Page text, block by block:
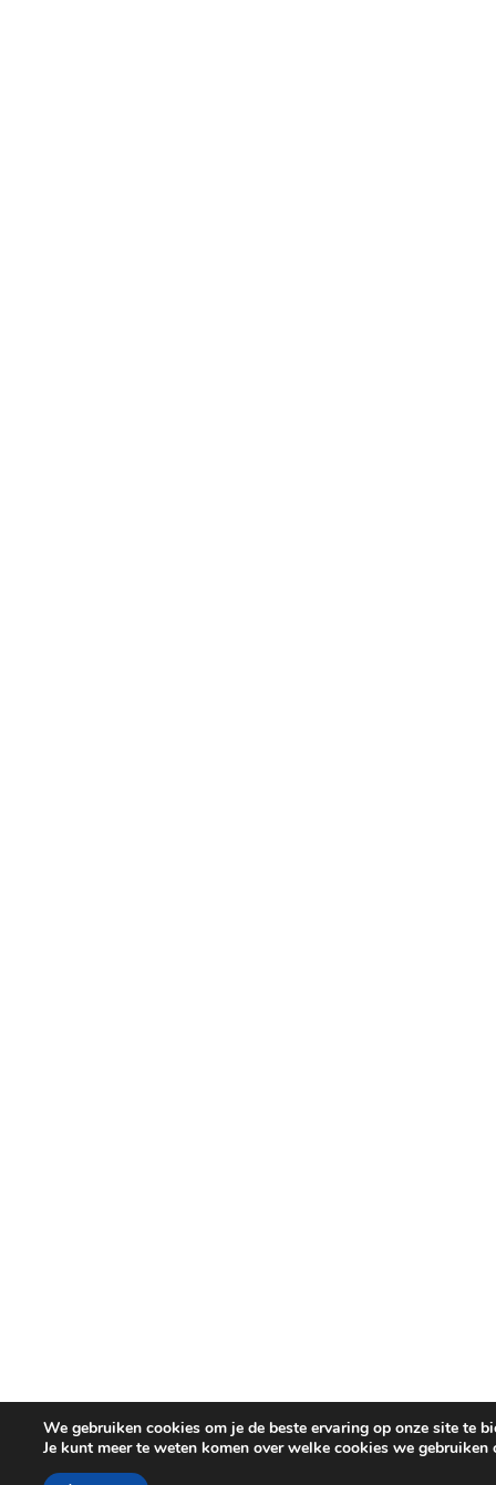
We gebruiken cookies om je de beste ervaring op onze site te
Je kunt meer te weten komen over welke cookies we